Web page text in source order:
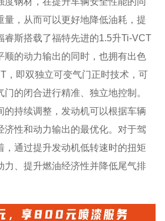
量，从而可以更好地降低油耗，提
睿斯搭载了福特先进的1.5升Ti-VCT
顺的动力输出的同时，也拥有出色
，即双独立可变气门正时技术，可
的闭合进行精准、独立地控制。
的持续调整，发动机可以根据车辆
济性和动力输出的最优化。对于驾
，通过提升发动机低转速时的扭矩
力、提升燃油经济性并降低尾气排